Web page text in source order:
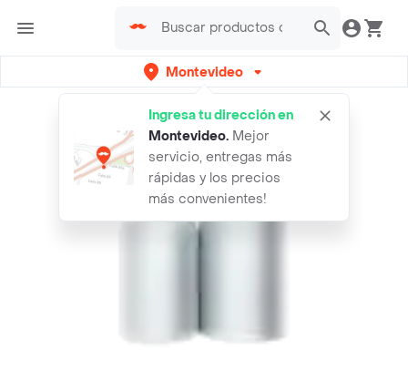
Montevideo
Ingresa tu dirección en
Montevideo. Mejor
servicio, entregas más
rápidas y los precios
más convenientes!